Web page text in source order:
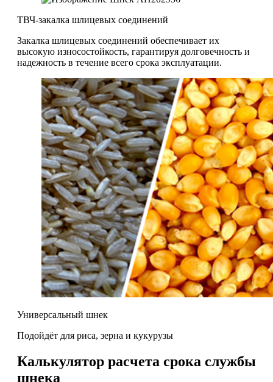
ТВЧ-закалка шлицевых соединений
Закалка шлицевых соединений обеспечивает их
высокую износостойкость, гарантируя долговечность и
надежность в течение всего срока эксплуатации.
Универсальный шнек
Подойдёт для риса, зерна и кукурузы
Калькулятор расчета срока службы
шнека